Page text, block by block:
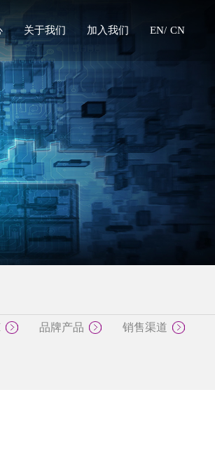
关于我们 加入我们 EN/ CN
品牌产品
销售渠道